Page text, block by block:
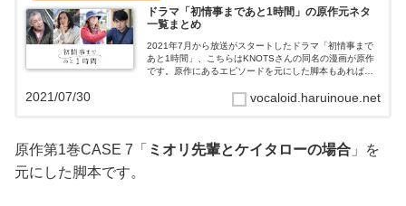
ドラマ「初情事まであと1時間」の原作元ネタ
一覧まとめ
2021年7月から放送がスタートしたドラマ「初情事まで
あと1時間」、こちらはKNOTSさんの同名の漫画が原作
です。原作にあるエピソードを元にした脚本もあれば、
て、原作の何巻のどこに収録されて...vocaloid.haruinoue.net
2021/07/30
原作第1巻CASE 7「 ミオリ先輩とケイタローの場合 」を
元にした脚本です。